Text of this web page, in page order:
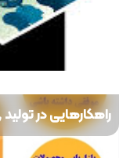
راهکارهایی در